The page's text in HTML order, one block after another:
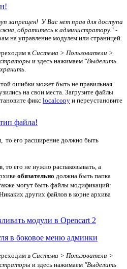
запрещен! У Вас нет прав для доступа
обратитесь к администратору." -
на управление модулем или страницей.
в Система > Пользователи >
и здесь нажимаем "Выделить
ошибки может быть не правильная
на свои места. Загрузите файлы
фикс localcopy и переустановите
файла!
то его расширение должно быть
то его не нужно распаковывать, а
обязательно должна быть папка
также могут быть файлы модификаций:
Никаких других файлов в корне архива
модули в Opencart 2
в боковое меню админки
в Система > Пользователи >
и здесь нажимаем "Выделить